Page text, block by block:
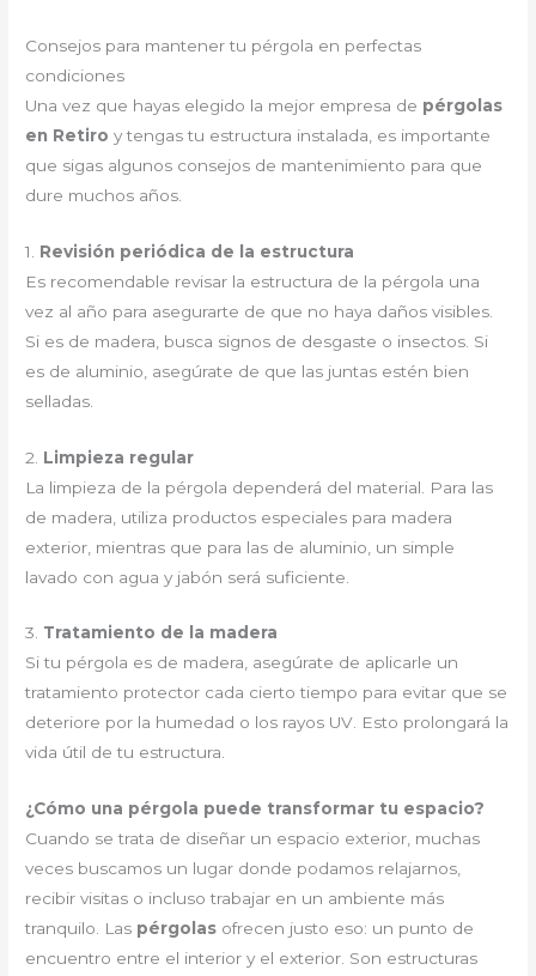
Consejos para mantener tu pérgola en perfectas
condiciones
Una vez que hayas elegido la mejor empresa de pérgolas
en Retiro y tengas tu estructura instalada, es importante
que sigas algunos consejos de mantenimiento para que
dure muchos años.
1. Revisión periódica de la estructura
Es recomendable revisar la estructura de la pérgola una
vez al año para asegurarte de que no haya daños visibles.
Si es de madera, busca signos de desgaste o insectos. Si
es de aluminio, asegúrate de que las juntas estén bien
selladas.
2. Limpieza regular
La limpieza de la pérgola dependerá del material. Para las
de madera, utiliza productos especiales para madera
exterior, mientras que para las de aluminio, un simple
lavado con agua y jabón será suficiente.
3. Tratamiento de la madera
Si tu pérgola es de madera, asegúrate de aplicarle un
tratamiento protector cada cierto tiempo para evitar que se
deteriore por la humedad o los rayos UV. Esto prolongará la
vida útil de tu estructura.
¿Cómo una pérgola puede transformar tu espacio?
Cuando se trata de diseñar un espacio exterior, muchas
veces buscamos un lugar donde podamos relajarnos,
recibir visitas o incluso trabajar en un ambiente más
tranquilo. Las pérgolas ofrecen justo eso: un punto de
encuentro entre el interior y el exterior. Son estructuras